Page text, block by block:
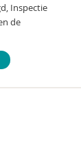
Inspectie
de